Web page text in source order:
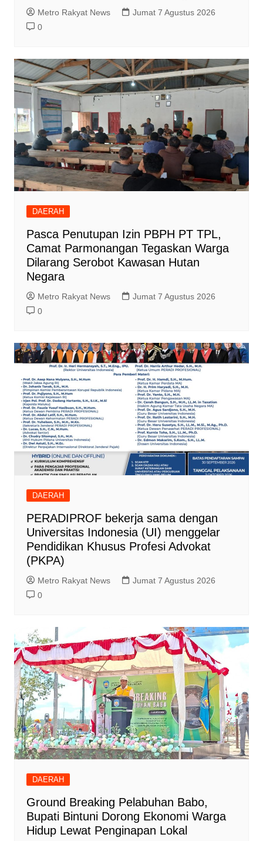
Metro Rakyat News
Jumat 7 Agustus 2026
0
DAERAH
Pasca Penutupan Izin PBPH PT TPL,
Camat Parmonangan Tegaskan Warga
Dilarang Serobot Kawasan Hutan
Negara
Metro Rakyat News
Jumat 7 Agustus 2026
0
DAERAH
PERADIPROF bekerja sama dengan
Universitas Indonesia (UI) menggelar
Pendidikan Khusus Profesi Advokat
(PKPA)
Metro Rakyat News
Jumat 7 Agustus 2026
0
DAERAH
Ground Breaking Pelabuhan Babo,
Bupati Bintuni Dorong Ekonomi Warga
Hidup Lewat Penginapan Lokal